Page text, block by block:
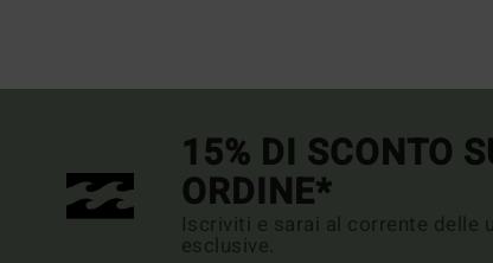
15% DI SCONTO
ORDINE*
Iscriviti e sarai al corrente delle
esclusive.